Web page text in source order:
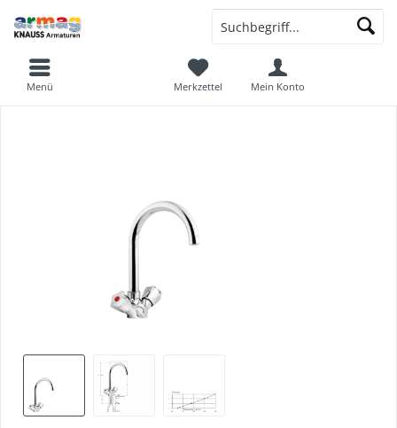
Merkzettel Mein Konto
Menü